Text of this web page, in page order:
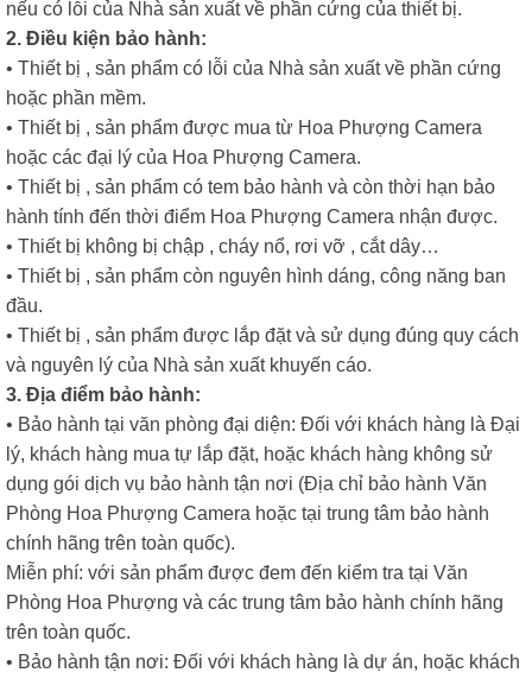
nếu có lỗi của Nhà sản xuất về phần cứng của thiết bị.
2. Điều kiện bảo hành:
• Thiết bị , sản phẩm có lỗi của Nhà sản xuất về phần cứng
hoặc phần mềm.
• Thiết bị , sản phẩm được mua từ Hoa Phượng Camera
hoặc các đại lý của Hoa Phượng Camera.
• Thiết bị , sản phẩm có tem bảo hành và còn thời hạn bảo
hành tính đến thời điểm Hoa Phượng Camera nhận được.
• Thiết bị không bị chập , cháy nổ, rơi vỡ , cắt dây…
• Thiết bị , sản phẩm còn nguyên hình dáng, công năng ban
đầu.
• Thiết bị , sản phẩm được lắp đặt và sử dụng đúng quy cách
và nguyên lý của Nhà sản xuất khuyến cáo.
3. Địa điểm bảo hành:
• Bảo hành tại văn phòng đại diện: Đối với khách hàng là Đại
lý, khách hàng mua tự lắp đặt, hoặc khách hàng không sử
dụng gói dịch vụ bảo hành tận nơi (Địa chỉ bảo hành Văn
Phòng Hoa Phượng Camera hoặc tại trung tâm bảo hành
chính hãng trên toàn quốc).
Miễn phí: với sản phẩm được đem đến kiểm tra tại Văn
Phòng Hoa Phượng và các trung tâm bảo hành chính hãng
trên toàn quốc.
• Bảo hành tận nơi: Đối với khách hàng là dự án, hoặc khách